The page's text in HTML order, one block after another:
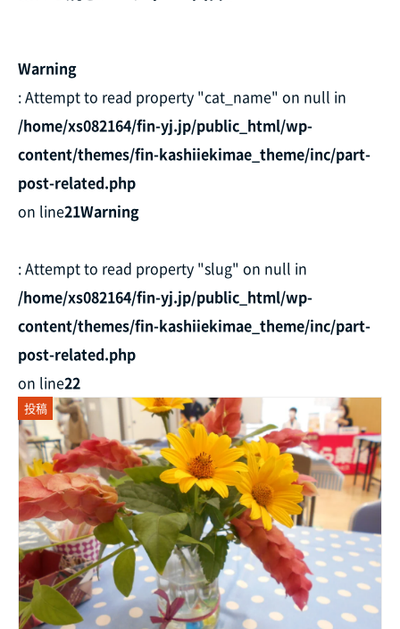
Warning
: Attempt to read property "cat_name" on null in
/home/xs082164/fin-yj.jp/public_html/wp-
content/themes/fin-kashiiekimae_theme/inc/part-
post-related.php
on line21Warning
: Attempt to read property "slug" on null in
/home/xs082164/fin-yj.jp/public_html/wp-
content/themes/fin-kashiiekimae_theme/inc/part-
post-related.php
on line22
投稿